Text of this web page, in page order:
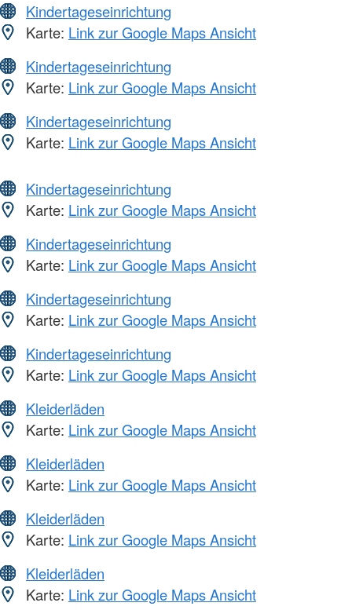
Kindertageseinrichtung
Karte: Link zur Google Maps Ansicht
Kindertageseinrichtung
Karte: Link zur Google Maps Ansicht
Kindertageseinrichtung
Karte: Link zur Google Maps Ansicht
Kindertageseinrichtung
Karte: Link zur Google Maps Ansicht
Kindertageseinrichtung
Karte: Link zur Google Maps Ansicht
Kindertageseinrichtung
Karte: Link zur Google Maps Ansicht
Kindertageseinrichtung
Karte: Link zur Google Maps Ansicht
Kleiderläden
Karte: Link zur Google Maps Ansicht
Kleiderläden
Karte: Link zur Google Maps Ansicht
Kleiderläden
Karte: Link zur Google Maps Ansicht
Kleiderläden
Karte: Link zur Google Maps Ansicht